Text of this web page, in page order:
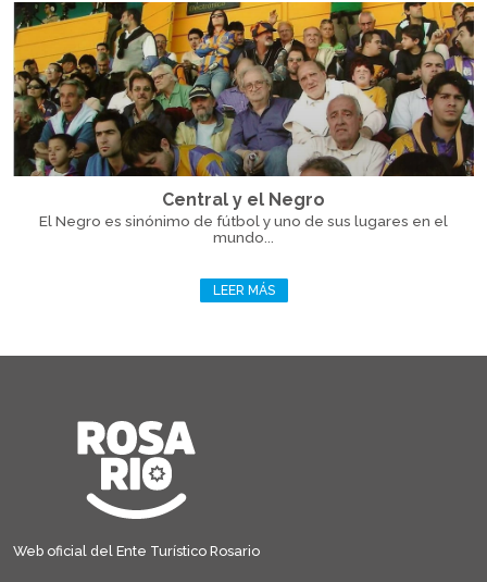
Central y el Negro
El Negro es sinónimo de fútbol y uno de sus lugares en el
mundo...
LEER MÁS
Web oficial del Ente Turístico Rosario